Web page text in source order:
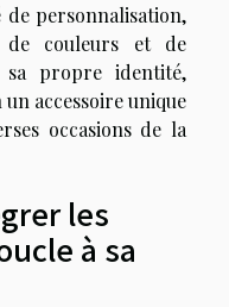
de personnalisation,
couleurs et de
propre identité,
accessoire unique
occasions de la
les
à sa